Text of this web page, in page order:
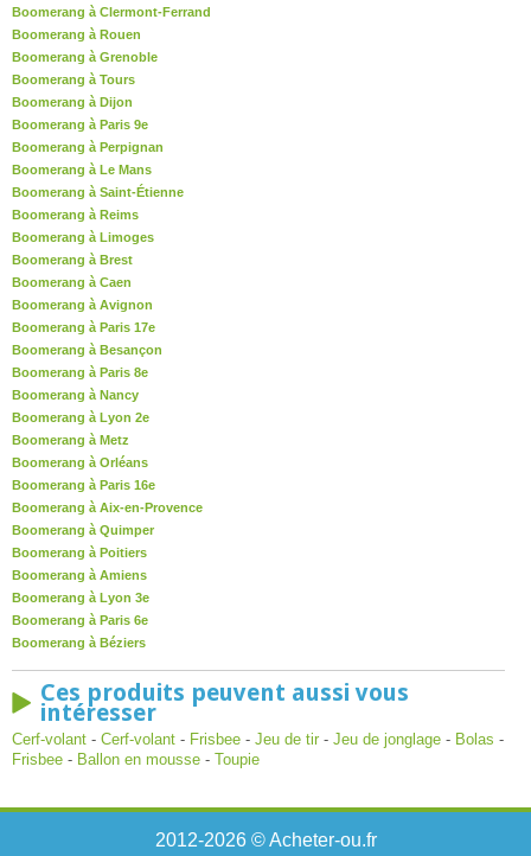
Boomerang à Clermont-Ferrand
Boomerang à Rouen
Boomerang à Grenoble
Boomerang à Tours
Boomerang à Dijon
Boomerang à Paris 9e
Boomerang à Perpignan
Boomerang à Le Mans
Boomerang à Saint-Étienne
Boomerang à Reims
Boomerang à Limoges
Boomerang à Brest
Boomerang à Caen
Boomerang à Avignon
Boomerang à Paris 17e
Boomerang à Besançon
Boomerang à Paris 8e
Boomerang à Nancy
Boomerang à Lyon 2e
Boomerang à Metz
Boomerang à Orléans
Boomerang à Paris 16e
Boomerang à Aix-en-Provence
Boomerang à Quimper
Boomerang à Poitiers
Boomerang à Amiens
Boomerang à Lyon 3e
Boomerang à Paris 6e
Boomerang à Béziers
Ces produits peuvent aussi vous
intéresser
Cerf-volant - Cerf-volant - Frisbee - Jeu de tir - Jeu de jonglage - Bolas -
Frisbee - Ballon en mousse - Toupie
2012-2026 © Acheter-ou.fr